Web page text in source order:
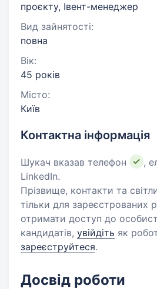
проєкту, Івент-менеджер
Вид зайнятості:
повна
Вік:
45 років
Місто:
Київ
Контактна інформація
Шукач вказав телефон
,
LinkedIn.
Прізвище, контакти та
тільки для зареєстрованих
отримати доступ до
кандидатів, увійдіть як
зареєструйтеся.
Досвід роботи